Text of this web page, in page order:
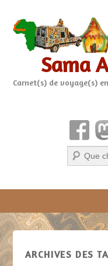
Sama
Carnet(s) de voyage(s)
Recherche
ARCHIVES DES